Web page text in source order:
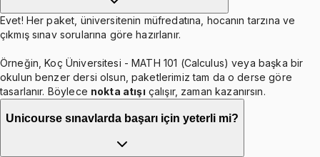
Evet! Her paket, üniversitenin müfredatına, hocanın tarzına ve
çıkmış sınav sorularına göre hazırlanır.
Örneğin, Koç Üniversitesi - MATH 101 (Calculus) veya başka bir
okulun benzer dersi olsun, paketlerimiz tam da o derse göre
tasarlanır. Böylece nokta atışı çalışır, zaman kazanırsın.
Unicourse sınavlarda başarı için yeterli mi?